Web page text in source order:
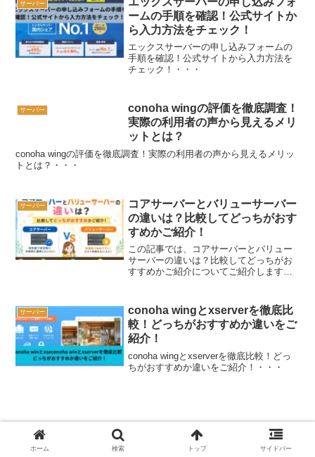
サーバー
ームの手順を確認！公式サイトか
ら入力方法をチェック！
エックスサーバーの申し込みフォームの
手順を確認！公式サイトから入力方法を
チェック！・・・
サーバー
conoha wingの評価を徹底調査！
実際の利用者の声から見えるメリ
ットとは？
conoha wingの評価を徹底調査！実際の利用者の声から見えるメリッ
トとは？・・・
サーバー
コアサーバーとバリューサーバー
の違いは？比較してどっちがおす
すめかご紹介！
この記事では、コアサーバーとバリュー
サーバーの違いは？比較してどっちがお
すすめかご紹介についてご紹介します。
いのか気になりますよね。コアサーバー
とバリューサーバーの違いを...
サーバー
conoha wingとxserverを徹底比
較！どっちがおすすめか違いをご
紹介！
conoha wingとxserverを徹底比較！どっ
ちがおすすめか違いをご紹介！・・・
楽天モバイル iphone17はいつ届く？
予約後の到着目安と最新の在庫状況を
ホーム 検索 トップ サイドバー